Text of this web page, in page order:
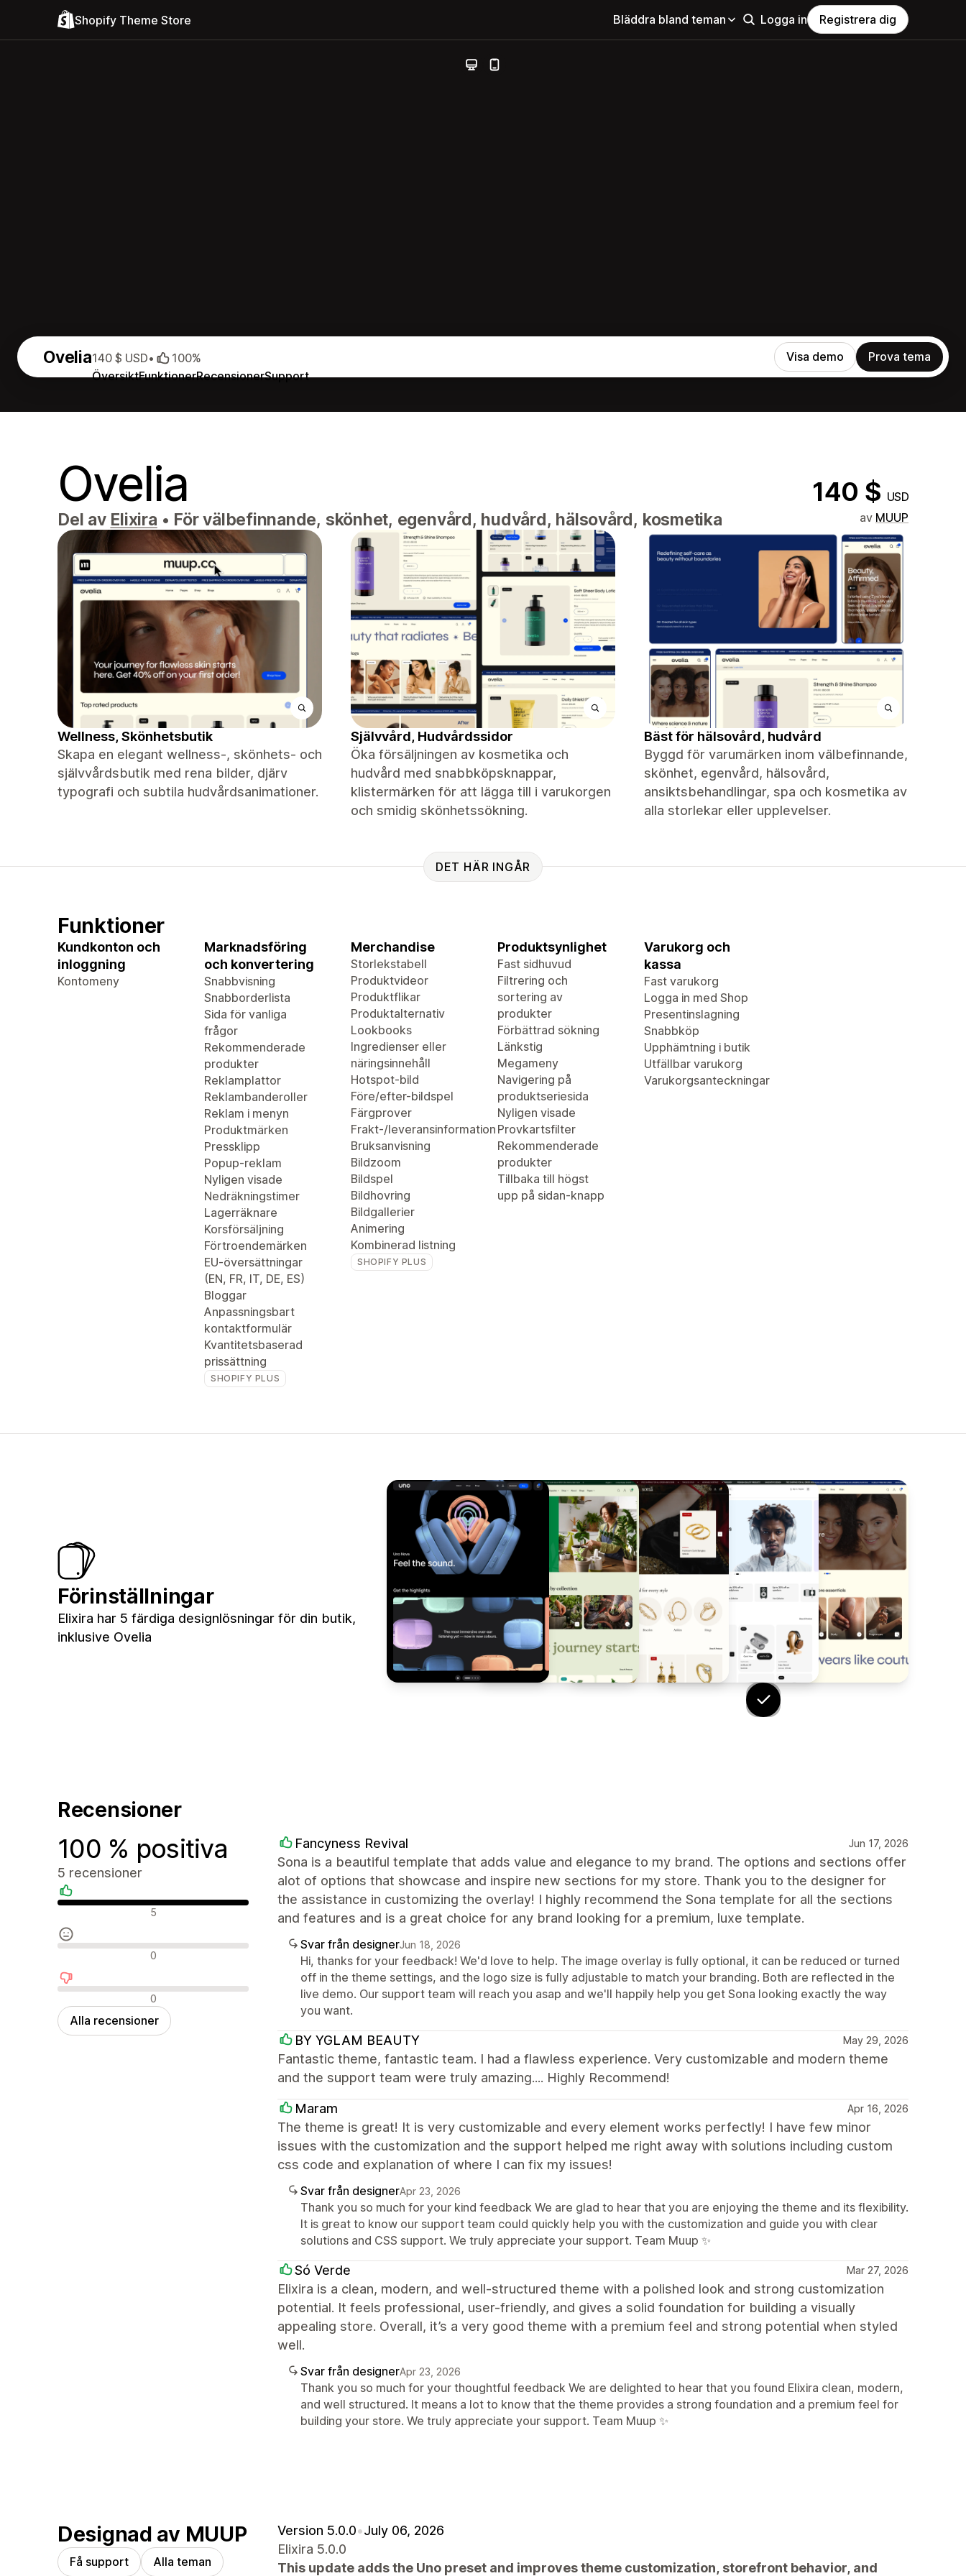
Shopify Theme Store Bläddra bland teman Logga in Registrera dig
Ovelia
ÖversiktFunktionerRecensionerSupport
140 $ USD• 100% Visa demo Prova tema
Ovelia 140 $ USD
Del av Elixira • För välbefinnande, skönhet, egenvård, hudvård, hälsovård, kosmetika av MUUP
Wellness, Skönhetsbutik
Skapa en elegant wellness-, skönhets- och
självvårdsbutik med rena bilder, djärv
typografi och subtila hudvårdsanimationer.
Självvård, Hudvårdssidor
Öka försäljningen av kosmetika och
hudvård med snabbköpsknappar,
klistermärken för att lägga till i varukorgen
och smidig skönhetssökning.
Bäst för hälsovård, hudvård
Byggd för varumärken inom välbefinnande,
skönhet, egenvård, hälsovård,
ansiktsbehandlingar, spa och kosmetika av
alla storlekar eller upplevelser.
DET HÄR INGÅR
Funktioner
Kundkonton och
inloggning
Kontomeny
Marknadsföring
och konvertering
Snabbvisning
Snabborderlista
Sida för vanliga
frågor
Rekommenderade
produkter
Reklamplattor
Reklambanderoller
Reklam i menyn
Produktmärken
Pressklipp
Popup-reklam
Nyligen visade
Nedräkningstimer
Lagerräknare
Korsförsäljning
Förtroendemärken
EU-översättningar
(EN, FR, IT, DE, ES)
Bloggar
Anpassningsbart
kontaktformulär
Kvantitetsbaserad
prissättning
SHOPIFY PLUS
Merchandise
Storlekstabell
Produktvideor
Produktflikar
Produktalternativ
Lookbooks
Ingredienser eller
näringsinnehåll
Hotspot-bild
Före/efter-bildspel
Färgprover
Frakt-/leveransinformation
Bruksanvisning
Bildzoom
Bildspel
Bildhovring
Bildgallerier
Animering
Kombinerad listning
SHOPIFY PLUS
Produktsynlighet
Fast sidhuvud
Filtrering och
sortering av
produkter
Förbättrad sökning
Länkstig
Megameny
Navigering på
produktseriesida
Nyligen visade
Provkartsfilter
Rekommenderade
produkter
Tillbaka till högst
upp på sidan-knapp
Varukorg och
kassa
Fast varukorg
Logga in med Shop
Presentinslagning
Snabbköp
Upphämtning i butik
Utfällbar varukorg
Varukorgsanteckningar
Förinställningar
Elixira har 5 färdiga designlösningar för din butik,
inklusive Ovelia
Recensioner
100 % positiva
5 recensioner
Positiva recensioner
5
Neutrala recensioner
0
Negativa recensioner
0
Alla recensioner
Fancyness Revival Jun 17, 2026
Sona is a beautiful template that adds value and elegance to my brand. The options and sections offer
alot of options that showcase and inspire new sections for my store. Thank you to the designer for
the assistance in customizing the overlay! I highly recommend the Sona template for all the sections
and features and is a great choice for any brand looking for a premium, luxe template.
Svar från designerJun 18, 2026
Hi, thanks for your feedback! We'd love to help. The image overlay is fully optional, it can be reduced or turned
off in the theme settings, and the logo size is fully adjustable to match your branding. Both are reflected in the
live demo. Our support team will reach you asap and we'll happily help you get Sona looking exactly the way
you want.
BY YGLAM BEAUTY May 29, 2026
Fantastic theme, fantastic team. I had a flawless experience. Very customizable and modern theme
and the support team were truly amazing.... Highly Recommend!
Maram Apr 16, 2026
The theme is great! It is very customizable and every element works perfectly! I have few minor
issues with the customization and the support helped me right away with solutions including custom
css code and explanation of where I can fix my issues!
Svar från designerApr 23, 2026
Thank you so much for your kind feedback We are glad to hear that you are enjoying the theme and its flexibility.
It is great to know our support team could quickly help you with the customization and guide you with clear
solutions and CSS support. We truly appreciate your support. Team Muup ✨
Só Verde Mar 27, 2026
Elixira is a clean, modern, and well-structured theme with a polished look and strong customization
potential. It feels professional, user-friendly, and gives a solid foundation for building a visually
appealing store. Overall, it’s a very good theme with a premium feel and strong potential when styled
well.
Svar från designerApr 23, 2026
Thank you so much for your thoughtful feedback We are delighted to hear that you found Elixira clean, modern,
and well structured. It means a lot to know that the theme provides a strong foundation and a premium feel for
building your store. We truly appreciate your support. Team Muup ✨
Designad av MUUP
Få support Alla teman
Version 5.0.0•July 06, 2026
Elixira 5.0.0
This update adds the Uno preset and improves theme customization, storefront behavior, and